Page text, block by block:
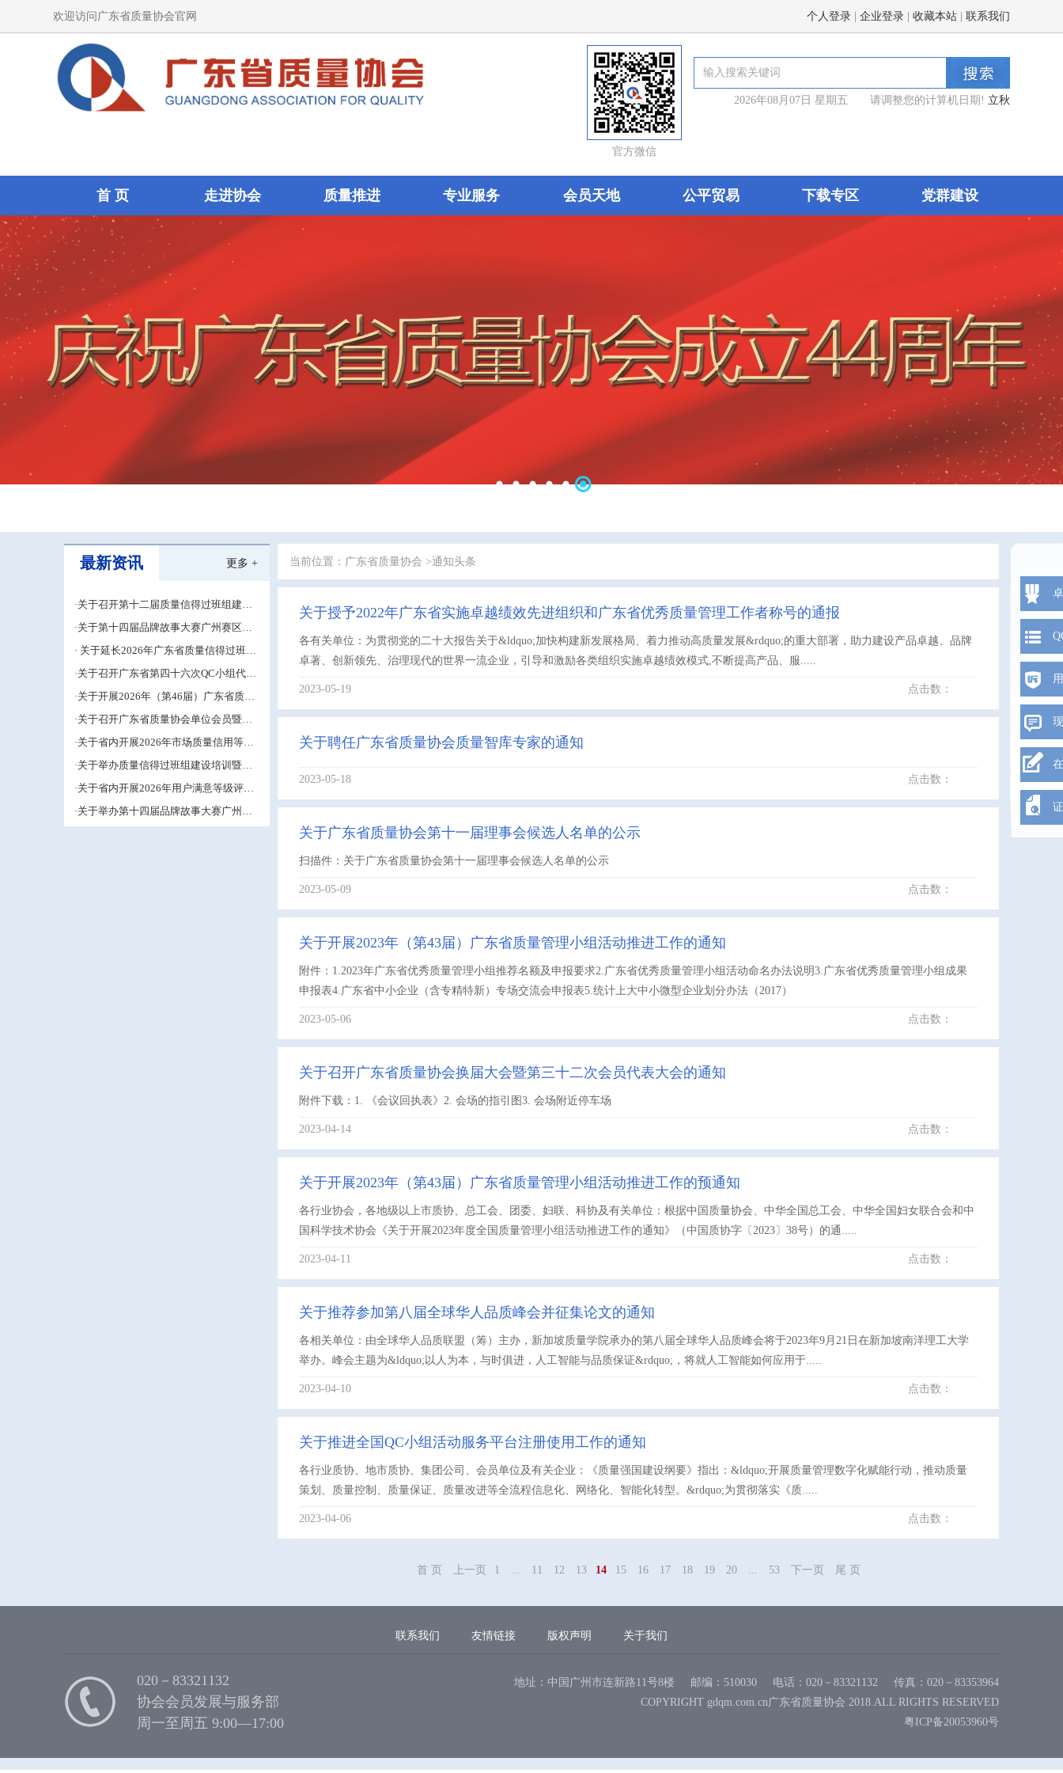
欢迎访问广东省质量协会官网 个人登录| 企业登录| 收藏本站| 联系我们
官方微信
2026年08月07日 星期五 请调整您的计算机日期! 立秋
首 页 走进协会 质量推进 专业服务 会员天地 公平贸易 下载专区 党群建设
最新资讯 更多 +
·关于召开第十二届质量信得过班组建设
经验交流大会的通知
·关于第十四届品牌故事大赛广州赛区的
补充通知
· 关于延长2026年广东省质量信得过班组
建设材料申报期限的通知
·关于召开广东省第四十六次QC小组代表
大会成果交流培训活动的通知
·关于开展2026年（第46届）广东省质量
管理小组活动推进工作的预通知
·关于召开广东省质量协会单位会员暨第
五届中小企业QC小组成果交流培训活动
的补充通知
·关于省内开展2026年市场质量信用等级
评价工作的通知
·关于举办质量信得过班组建设培训暨班
组长能力提升研修班的通知
·关于省内开展2026年用户满意等级评价
工作的通知
·关于举办第十四届品牌故事大赛广州赛
区的通知
当前位置： 广东省质量协会 >通知头条
关于授予2022年广东省实施卓越绩效先进组织和广东省优秀质量管理工作者称号的通报
各有关单位：为贯彻党的二十大报告关于&ldquo;加快构建新发展格局、着力推动高质量发展&rdquo;的重大部署，助力建设产品卓越、品牌
卓著、创新领先、治理现代的世界一流企业，引导和激励各类组织实施卓越绩效模式,不断提高产品、服.....
2023-05-19 点击数：
关于聘任广东省质量协会质量智库专家的通知
2023-05-18 点击数：
关于广东省质量协会第十一届理事会候选人名单的公示
扫描件：关于广东省质量协会第十一届理事会候选人名单的公示
2023-05-09 点击数：
关于开展2023年（第43届）广东省质量管理小组活动推进工作的通知
附件：1.2023年广东省优秀质量管理小组推荐名额及申报要求2.广东省优秀质量管理小组活动命名办法说明3.广东省优秀质量管理小组成果
申报表4.广东省中小企业（含专精特新）专场交流会申报表5.统计上大中小微型企业划分办法（2017）
2023-05-06 点击数：
关于召开广东省质量协会换届大会暨第三十二次会员代表大会的通知
附件下载：1. 《会议回执表》2. 会场的指引图3. 会场附近停车场
2023-04-14 点击数：
关于开展2023年（第43届）广东省质量管理小组活动推进工作的预通知
各行业协会，各地级以上市质协、总工会、团委、妇联、科协及有关单位：根据中国质量协会、中华全国总工会、中华全国妇女联合会和中
国科学技术协会《关于开展2023年度全国质量管理小组活动推进工作的通知》（中国质协字〔2023〕38号）的通.....
2023-04-11 点击数：
关于推荐参加第八届全球华人品质峰会并征集论文的通知
各相关单位：由全球华人品质联盟（筹）主办，新加坡质量学院承办的第八届全球华人品质峰会将于2023年9月21日在新加坡南洋理工大学
举办。峰会主题为&ldquo;以人为本，与时俱进，人工智能与品质保证&rdquo;，将就人工智能如何应用于.....
2023-04-10 点击数：
关于推进全国QC小组活动服务平台注册使用工作的通知
各行业质协、地市质协、集团公司、会员单位及有关企业：《质量强国建设纲要》指出：&ldquo;开展质量管理数字化赋能行动，推动质量
策划、质量控制、质量保证、质量改进等全流程信息化、网络化、智能化转型。&rdquo;为贯彻落实《质.....
2023-04-06 点击数：
首 页 上一页 1 ... 11 12 13 14 15 16 17 18 19 20 ... 53 下一页 尾 页
联系我们 友情链接 版权声明 关于我们
020－83321132
协会会员发展与服务部
周一至周五 9:00—17:00
地址：中国广州市连新路11号8楼 邮编：510030 电话：020－83321132
传真：020－83353964
COPYRIGHT gdqm.com.cn广东省质量协会 2018.ALL RIGHTS RESERVED
粤ICP备20053960号